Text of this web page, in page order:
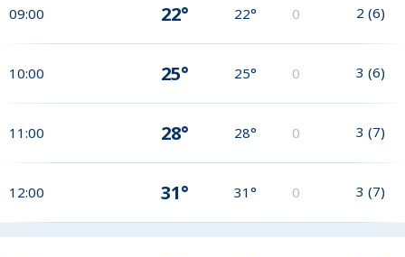
09:00 22° 22° 0 2 (6)
10:00 25° 25° 0 3 (6)
11:00 28° 28° 0 3 (7)
12:00 31° 31° 0 3 (7)